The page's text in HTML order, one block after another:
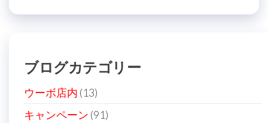
ブログカテゴリー
ウーボ店内 (13)
キャンペーン (91)